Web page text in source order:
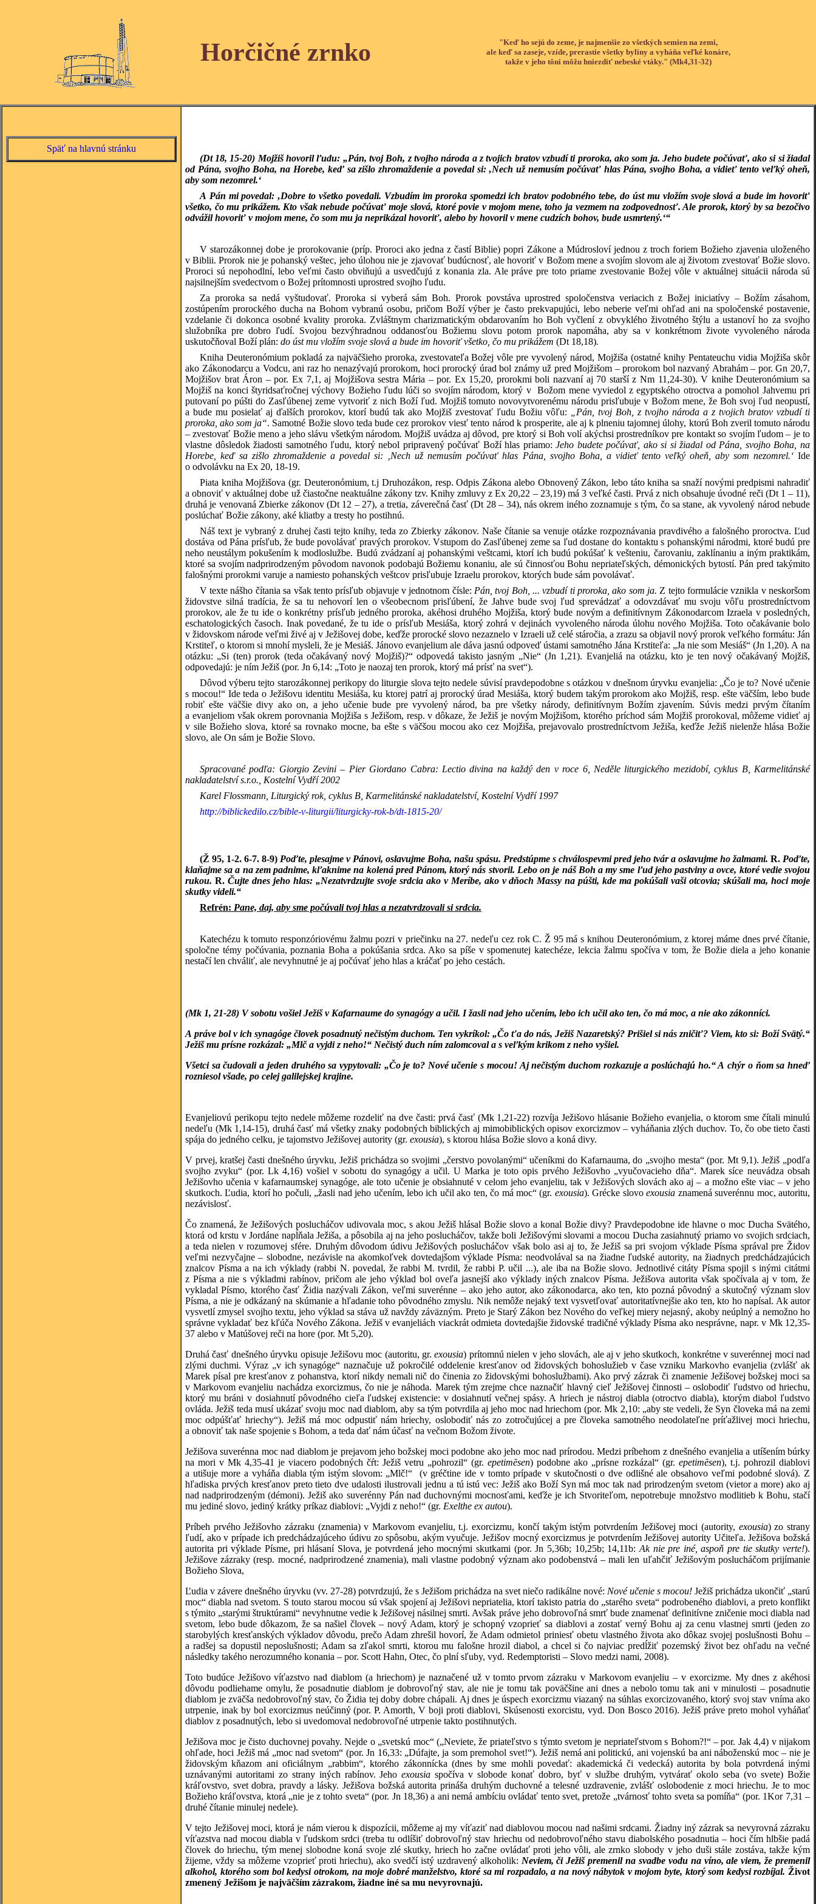
Horčičné zrnko
"Keď ho sejú do zeme, je najmenšie zo všetkých semien na zemi,
ale keď sa zaseje, vzíde, prerastie všetky byliny a vyháňa veľké konáre,
takže v jeho tôni môžu hniezdiť nebeské vtáky." (Mk4,31-32)
Späť na hlavnú stránku
(Dt 18, 15-20) Mojžiš hovoril ľudu: „Pán, tvoj Boh, z tvojho národa a z tvojich bratov vzbudí ti proroka, ako som ja. Jeho budete počúvať, ako si si žiadal
od Pána, svojho Boha, na Horebe, keď sa zišlo zhromaždenie a povedal si: ‚Nech už nemusím počúvať hlas Pána, svojho Boha, a vidieť tento veľký oheň,
aby som nezomrel.‘
A Pán mi povedal: ‚Dobre to všetko povedali. Vzbudím im proroka spomedzi ich bratov podobného tebe, do úst mu vložím svoje slová a bude im hovoriť
všetko, čo mu prikážem. Kto však nebude počúvať moje slová, ktoré povie v mojom mene, toho ja vezmem na zodpovednosť. Ale prorok, ktorý by sa bezočivo
odvážil hovoriť v mojom mene, čo som mu ja neprikázal hovoriť, alebo by hovoril v mene cudzích bohov, bude usmrtený.‘“
V starozákonnej dobe je prorokovanie (príp. Proroci ako jedna z častí Biblie) popri Zákone a Múdrosloví jednou z troch foriem Božieho zjavenia uloženého
v Biblii. Prorok nie je pohanský veštec, jeho úlohou nie je zjavovať budúcnosť, ale hovoriť v Božom mene a svojím slovom ale aj životom zvestovať Božie slovo.
Proroci sú nepohodlní, lebo veľmi často obviňujú a usvedčujú z konania zla. Ale práve pre toto priame zvestovanie Božej vôle v aktuálnej situácii národa sú
najsilnejším svedectvom o Božej prítomnosti uprostred svojho ľudu.
Za proroka sa nedá vyštudovať. Proroka si vyberá sám Boh. Prorok povstáva uprostred spoločenstva veriacich z Božej iniciatívy – Božím zásahom,
zostúpením prorockého ducha na Bohom vybranú osobu, pričom Boží výber je často prekvapujúci, lebo neberie veľmi ohľad ani na spoločenské postavenie,
vzdelanie či dokonca osobné kvality proroka. Zvláštnym charizmatickým obdarovaním ho Boh vyčlení z obvyklého životného štýlu a ustanoví ho za svojho
služobníka pre dobro ľudí. Svojou bezvýhradnou oddanosťou Božiemu slovu potom prorok napomáha, aby sa v konkrétnom živote vyvoleného národa
uskutočňoval Boží plán: do úst mu vložím svoje slová a bude im hovoriť všetko, čo mu prikážem (Dt 18,18).
Kniha Deuteronómium pokladá za najväčšieho proroka, zvestovateľa Božej vôle pre vyvolený národ, Mojžiša (ostatné knihy Pentateuchu vidia Mojžiša skôr
ako Zákonodarcu a Vodcu, ani raz ho nenazývajú prorokom, hoci prorocký úrad bol známy už pred Mojžišom – prorokom bol nazvaný Abrahám – por. Gn 20,7,
Mojžišov brat Áron – por. Ex 7,1, aj Mojžišova sestra Mária – por. Ex 15,20, prorokmi boli nazvaní aj 70 starší z Nm 11,24-30). V knihe Deuteronómium sa
Mojžiš na konci štyridsaťročnej výchovy Božieho ľudu lúči so svojím národom, ktorý v Božom mene vyviedol z egyptského otroctva a pomohol Jahvemu pri
putovaní po púšti do Zasľúbenej zeme vytvoriť z nich Boží ľud. Mojžiš tomuto novovytvorenému národu prisľubuje v Božom mene, že Boh svoj ľud neopustí,
a bude mu posielať aj ďalších prorokov, ktorí budú tak ako Mojžiš zvestovať ľudu Božiu vôľu:
„Pán, tvoj Boh, z tvojho národa a z tvojich bratov vzbudí ti
proroka, ako som ja“. Samotné Božie slovo teda bude cez prorokov viesť tento národ k prosperite, ale aj k plneniu tajomnej úlohy, ktorú Boh zveril tomuto národu
– zvestovať Božie meno a jeho slávu všetkým národom. Mojžiš uvádza aj dôvod, pre ktorý si Boh volí akýchsi prostredníkov pre kontakt so svojím ľudom – je to
vlastne dôsledok žiadosti samotného ľudu, ktorý nebol pripravený počúvať Boží hlas priamo:Jeho budete počúvať, ako si si žiadal od Pána, svojho Boha, na
Horebe, keď sa zišlo zhromaždenie a povedal si: ‚Nech už nemusím počúvať hlas Pána, svojho Boha, a vidieť tento veľký oheň, aby som nezomrel.‘Ide
o odvolávku na Ex 20, 18-19.
Piata kniha Mojžišova (gr. Deuteronómium, t.j Druhozákon, resp. Odpis Zákona alebo Obnovený Zákon, lebo táto kniha sa snaží novými predpismi nahradiť
a obnoviť v aktuálnej dobe už čiastočne neaktuálne zákony tzv. Knihy zmluvy z Ex 20,22 – 23,19) má 3 veľké časti. Prvá z nich obsahuje úvodné reči (Dt 1 – 11),
druhá je venovaná Zbierke zákonov (Dt 12 – 27), a tretia, záverečná časť (Dt 28 – 34), nás okrem iného zoznamuje s tým, čo sa stane, ak vyvolený národ nebude
poslúchať Božie zákony, aké kliatby a tresty ho postihnú.
Náš text je vybraný z druhej časti tejto knihy, teda zo Zbierky zákonov. Naše čítanie sa venuje otázke rozpoznávania pravdivého a falošného proroctva. Ľud
dostáva od Pána prísľub, že bude povolávať pravých prorokov. Vstupom do Zasľúbenej zeme sa ľud dostane do kontaktu s pohanskými národmi, ktoré budú pre
neho neustálym pokušením k modloslužbe. Budú zvádzaní aj pohanskými veštcami, ktorí ich budú pokúšať k vešteniu, čarovaniu, zaklínaniu a iným praktikám,
ktoré sa svojím nadprirodzeným pôvodom navonok podobajú Božiemu konaniu, ale sú činnosťou Bohu nepriateľských, démonických bytostí. Pán pred takýmito
falošnými prorokmi varuje a namiesto pohanských veštcov prisľubuje Izraelu prorokov, ktorých bude sám povolávať.
V texte nášho čítania sa však tento prísľub objavuje v jednotnom čísle: Pán, tvoj Boh, ... vzbudí ti proroka, ako som ja. Z tejto formulácie vznikla v neskoršom
židovstve silná tradícia, že sa tu nehovorí len o všeobecnom prisľúbení, že Jahve bude svoj ľud sprevádzať a odovzdávať mu svoju vôľu prostredníctvom
prorokov, ale že tu ide o konkrétny prísľub jedného proroka, akéhosi druhého Mojžiša, ktorý bude novým a definitívnym Zákonodarcom Izraela v posledných,
eschatologických časoch. Inak povedané, že tu ide o prísľub Mesiáša, ktorý zohrá v dejinách vyvoleného národa úlohu nového Mojžiša. Toto očakávanie bolo
v židovskom národe veľmi živé aj v Ježišovej dobe, keďže prorocké slovo nezaznelo v Izraeli už celé stáročia, a zrazu sa objavil nový prorok veľkého formátu: Ján
Krstiteľ, o ktorom si mnohí mysleli, že je Mesiáš. Jánovo evanjelium ale dáva jasnú odpoveď ústami samotného Jána Krstiteľa: „Ja nie som Mesiáš“ (Jn 1,20). A na
otázku: „Si (ten) prorok (teda očakávaný nový Mojžiš)?“ odpovedá takisto jasným „Nie“ (Jn 1,21). Evanjeliá na otázku, kto je ten nový očakávaný Mojžiš,
odpovedajú: je ním Ježiš (por. Jn 6,14: „Toto je naozaj ten prorok, ktorý má prísť na svet“).
Dôvod výberu tejto starozákonnej perikopy do liturgie slova tejto nedele súvisí pravdepodobne s otázkou v dnešnom úryvku evanjelia: „Čo je to? Nové učenie
s mocou!“ Ide teda o Ježišovu identitu Mesiáša, ku ktorej patrí aj prorocký úrad Mesiáša, ktorý budem takým prorokom ako Mojžiš, resp. ešte väčším, lebo bude
robiť ešte väčšie divy ako on, a jeho učenie bude pre vyvolený národ, ba pre všetky národy, definitívnym Božím zjavením. Súvis medzi prvým čítaním
a evanjeliom však okrem porovnania Mojžiša s Ježišom, resp. v dôkaze, že Ježiš je novým Mojžišom, ktorého príchod sám Mojžiš prorokoval, môžeme vidieť aj
v sile Božieho slova, ktoré sa rovnako mocne, ba ešte s väčšou mocou ako cez Mojžiša, prejavovalo prostredníctvom Ježiša, keďže Ježiš nielenže hlása Božie
slovo, ale On sám je Božie Slovo.
Spracované podľa: Giorgio Zevini – Pier Giordano Cabra: Lectio divina na každý den v roce 6, Neděle liturgického mezidobí, cyklus B, Karmelitánské
nakladatelství s.r.o., Kostelní Vydří 2002
Karel Flossmann, Liturgický rok, cyklus B, Karmelitánské nakladatelství, Kostelní Vydří 1997
http://biblickedilo.cz/bible-v-liturgii/liturgicky-rok-b/dt-1815-20/
(Ž 95, 1-2. 6-7. 8-9) Poďte, plesajme v Pánovi, oslavujme Boha, našu spásu. Predstúpme s chválospevmi pred jeho tvár a oslavujme ho žalmami. R. Poďte,
klaňajme sa a na zem padnime, kľaknime na kolená pred Pánom, ktorý nás stvoril. Lebo on je náš Boh a my sme ľud jeho pastviny a ovce, ktoré vedie svojou
rukou. R. Čujte dnes jeho hlas: „Nezatvrdzujte svoje srdcia ako v Meríbe, ako v dňoch Massy na púšti, kde ma pokúšali vaši otcovia; skúšali ma, hoci moje
skutky videli.“
Refrén: Pane, daj, aby sme počúvali tvoj hlas a nezatvrdzovali si srdcia.
Katechézu k tomuto responzóriovému žalmu pozri v priečinku na 27. nedeľu cez rok C. Ž 95 má s knihou Deuteronómium, z ktorej máme dnes prvé čítanie,
spoločne témy počúvania, poznania Boha a pokúšania srdca. Ako sa píše v spomenutej katechéze,lekcia žalmu spočíva v tom, že Božie diela a jeho konanie
nestačí len chváliť, ale nevyhnutné je aj počúvať jeho hlas a kráčať po jeho cestách.
(Mk 1, 21-28) V sobotu vošiel Ježiš v Kafarnaume do synagógy a učil. I žasli nad jeho učením, lebo ich učil ako ten, čo má moc, a nie ako zákonníci.
A práve bol v ich synagóge človek posadnutý nečistým duchom. Ten vykríkol: „Čo ťa do nás, Ježiš Nazaretský? Prišiel si nás zničiť? Viem, kto si: Boží Svätý.“
Ježiš mu prísne rozkázal: „Mlč a vyjdi z neho!“ Nečistý duch ním zalomcoval a s veľkým krikom z neho vyšiel.
Všetci sa čudovali a jeden druhého sa vypytovali: „Čo je to? Nové učenie s mocou! Aj nečistým duchom rozkazuje a poslúchajú ho.“ A chýr o ňom sa hneď
rozniesol všade, po celej galilejskej krajine.
Evanjeliovú perikopu tejto nedele môžeme rozdeliť na dve časti: prvá časť (Mk 1,21-22) rozvíja Ježišovo hlásanie Božieho evanjelia, o ktorom sme čítali minulú
nedeľu (Mk 1,14-15), druhá časť má všetky znaky podobných biblických aj mimobiblických opisov exorcizmov – vyháňania zlých duchov. To, čo obe tieto časti
spája do jedného celku, je tajomstvo Ježišovej autority (gr. exousia), s ktorou hlása Božie slovo a koná divy.
V prvej, kratšej časti dnešného úryvku, Ježiš prichádza so svojimi „čerstvo povolanými“ učeníkmi do Kafarnauma, do „svojho mesta“ (por. Mt 9,1). Ježiš „podľa
svojho zvyku“ (por. Lk 4,16) vošiel v sobotu do synagógy a učil. U Marka je toto opis prvého Ježišovho „vyučovacieho dňa“. Marek síce neuvádza obsah
Ježišovho učenia v kafarnaumskej synagóge, ale toto učenie je obsiahnuté v celom jeho evanjeliu, tak v Ježišových slovách ako aj – a možno ešte viac – v jeho
skutkoch. Ľudia, ktorí ho počuli, „žasli nad jeho učením, lebo ich učil ako ten, čo má moc“ (gr. exousia). Grécke slovoexousia znamená suverénnu moc, autoritu,
nezávislosť.
Čo znamená, že Ježišových poslucháčov udivovala moc, s akou Ježiš hlásal Božie slovo a konal Božie divy? Pravdepodobne ide hlavne o moc Ducha Svätého,
ktorá od krstu v Jordáne napĺňala Ježiša, a pôsobila aj na jeho poslucháčov, takže boli Ježišovými slovami a mocou Ducha zasiahnutý priamo vo svojich srdciach,
a teda nielen v rozumovej sfére. Druhým dôvodom údivu Ježišových poslucháčov však bolo asi aj to, že Ježiš sa pri svojom výklade Písma správal pre Židov
veľmi nezvyčajne – slobodne, nezávisle na akomkoľvek dovtedajšom výklade Písma: neodvolával sa na žiadne ľudské autority, na žiadnych predchádzajúcich
znalcov Písma a na ich výklady (rabbi N. povedal, že rabbi M. tvrdil, že rabbi P. učil ...), ale iba na Božie slovo. Jednotlivé citáty Písma spojil s inými citátmi
z Písma a nie s výkladmi rabínov, pričom ale jeho výklad bol oveľa jasnejší ako výklady iných znalcov Písma. Ježišova autorita však spočívala aj v tom, že
vykladal Písmo, ktorého časť Židia nazývali Zákon, veľmi suverénne – ako jeho autor, ako zákonodarca, ako ten, kto pozná pôvodný a skutočný význam slov
Písma, a nie je odkázaný na skúmanie a hľadanie toho pôvodného zmyslu. Nik nemôže nejaký text vysvetľovať autoritatívnejšie ako ten, kto ho napísal. Ak autor
vysvetlí zmysel svojho textu, jeho výklad sa stáva už navždy záväzným. Preto je Starý Zákon bez Nového do veľkej miery nejasný, akoby neúplný a nemožno ho
správne vykladať bez kľúča Nového Zákona. Ježiš v evanjeliách viackrát odmieta dovtedajšie židovské tradičné výklady Písma ako nesprávne, napr. v Mk 12,35-
37 alebo v Matúšovej reči na hore (por. Mt 5,20).
Druhá časť dnešného úryvku opisuje Ježišovu moc (autoritu, gr.exousia) prítomnú nielen v jeho slovách, ale aj v jeho skutkoch, konkrétne v suverénnej moci nad
zlými duchmi. Výraz „v ich synagóge“ naznačuje už pokročilé oddelenie kresťanov od židovských bohoslužieb v čase vzniku Markovho evanjelia (zvlášť ak
Marek písal pre kresťanov z pohanstva, ktorí nikdy nemali nič do činenia zo židovskými bohoslužbami). Ako prvý zázrak či znamenie Ježišovej božskej moci sa
v Markovom evanjeliu nachádza exorcizmus, čo nie je náhoda. Marek tým zrejme chce naznačiť hlavný cieľ Ježišovej činnosti – oslobodiť ľudstvo od hriechu,
ktorý mu bráni v dosiahnutí pôvodného cieľa ľudskej existencie: v dosiahnutí večnej spásy. A hriech je nástroj diabla (otroctvo diabla), ktorým diabol ľudstvo
ovláda. Ježiš teda musí ukázať svoju moc nad diablom, aby sa tým potvrdila aj jeho moc nad hriechom (por. Mk 2,10: „aby ste vedeli, že Syn človeka má na zemi
moc odpúšťať hriechy“). Ježiš má moc odpustiť nám hriechy, oslobodiť nás zo zotročujúcej a pre človeka samotného neodolateľne príťažlivej moci hriechu,
a obnoviť tak naše spojenie s Bohom, a teda dať nám účasť na večnom Božom živote.
Ježišova suverénna moc nad diablom je prejavom jeho božskej moci podobne ako jeho moc nad prírodou. Medzi príbehom z dnešného evanjelia a utíšením búrky
na mori v Mk 4,35-41 je viacero podobných čŕt: Ježiš vetru „pohrozil“ (gr. epetimēsen) podobne ako „prísne rozkázal“ (gr. epetimēsen), t.j. pohrozil diablovi
a utišuje more a vyháňa diabla tým istým slovom: „Mlč!“ (v gréčtine ide v tomto prípade v skutočnosti o dve odlišné ale obsahovo veľmi podobné slová). Z
hľadiska prvých kresťanov preto tieto dve udalosti ilustrovali jednu a tú istú vec: Ježiš ako Boží Syn má moc tak nad prirodzeným svetom (vietor a more) ako aj
nad nadprirodzeným (démoni). Ježiš ako suverénny Pán nad duchovnými mocnosťami, keďže je ich Stvoriteľom, nepotrebuje množstvo modlitieb k Bohu, stačí
mu jediné slovo, jediný krátky príkaz diablovi: „Vyjdi z neho!“ (gr. Exelthe ex autou).
Príbeh prvého Ježišovho zázraku (znamenia) v Markovom evanjeliu, t.j. exorcizmu, končí takým istým potvrdením Ježišovej moci (autority, exousia) zo strany
ľudí, ako v prípade ich predchádzajúceho údivu zo spôsobu, akým vyučuje. Ježišov mocný exorcizmus je potvrdením Ježišovej autority Učiteľa. Ježišova božská
autorita pri výklade Písme, pri hlásaní Slova, je potvrdená jeho mocnými skutkami (por. Jn 5,36b; 10,25b; 14,11b: Ak nie pre iné, aspoň pre tie skutky verte!).
Ježišove zázraky (resp. mocné, nadprirodzené znamenia), mali vlastne podobný význam ako podobenstvá – mali len uľahčiť Ježišovým poslucháčom prijímanie
Božieho Slova,
Ľudia v závere dnešného úryvku (vv. 27-28) potvrdzujú, že s Ježišom prichádza na svet niečo radikálne nové: Nové učenie s mocou! Ježiš prichádza ukončiť „starú
moc“ diabla nad svetom. S touto starou mocou sú však spojení aj Ježišovi nepriatelia, ktorí takisto patria do „starého sveta“ podrobeného diablovi, a preto konflikt
s týmito „starými štruktúrami“ nevyhnutne vedie k Ježišovej násilnej smrti. Avšak práve jeho dobrovoľná smrť bude znamenať definitívne zničenie moci diabla nad
svetom, lebo bude dôkazom, že sa našiel človek – nový Adam, ktorý je schopný vzoprieť sa diablovi a zostať verný Bohu aj za cenu vlastnej smrti (jeden zo
starobylých kresťanských výkladov dôvodu, prečo Adam zhrešil hovorí, že Adam odmietol priniesť obetu vlastného života ako dôkaz svojej poslušnosti Bohu –
a radšej sa dopustil neposlušnosti; Adam sa zľakol smrti, ktorou mu falošne hrozil diabol, a chcel si čo najviac predĺžiť pozemský život bez ohľadu na večné
následky takého nerozumného konania – por. Scott Hahn, Otec, čo plní sľuby, vyd. Redemptoristi – Slovo medzi nami, 2008).
Toto budúce Ježišovo víťazstvo nad diablom (a hriechom) je naznačené už v tomto prvom zázraku v Markovom evanjeliu – v exorcizme. My dnes z akéhosi
dôvodu podliehame omylu, že posadnutie diablom je dobrovoľný stav, ale nie je tomu tak poväčšine ani dnes a nebolo tomu tak ani v minulosti – posadnutie
diablom je zväčša nedobrovoľný stav, čo Židia tej doby dobre chápali. Aj dnes je úspech exorcizmu viazaný na súhlas exorcizovaného, ktorý svoj stav vníma ako
utrpenie, inak by bol exorcizmus neúčinný (por. P. Amorth, V boji proti diablovi, Skúsenosti exorcistu, vyd. Don Bosco 2016). Ježiš práve preto mohol vyháňať
diablov z posadnutých, lebo si uvedomoval nedobrovoľné utrpenie takto postihnutých.
Ježišova moc je čisto duchovnej povahy. Nejde o „svetskú moc“ („Neviete, že priateľstvo s týmto svetom je nepriateľstvom s Bohom?!“ – por. Jak 4,4) v nijakom
ohľade, hoci Ježiš má „moc nad svetom“ (por. Jn 16,33: „Dúfajte, ja som premohol svet!“). Ježiš nemá ani politickú, ani vojenskú ba ani náboženskú moc – nie je
židovským kňazom ani oficiálnym „rabbim“, ktorého zákonnícka (dnes by sme mohli povedať: akademická či vedecká) autorita by bola potvrdená inými
uznávanými autoritami zo strany iných rabínov. Jehoexousia spočíva v slobode konať dobro, byť v službe druhým, vytvárať okolo seba (vo svete) Božie
kráľovstvo, svet dobra, pravdy a lásky. Ježišova božská autorita prináša druhým duchovné a telesné uzdravenie, zvlášť oslobodenie z moci hriechu. Je to moc
Božieho kráľovstva, ktorá „nie je z tohto sveta“ (por. Jn 18,36) a ani nemá ambíciu ovládať tento svet, pretože „tvárnosť tohto sveta sa pomíňa“ (por. 1Kor 7,31 –
druhé čítanie minulej nedele).
V tejto Ježišovej moci, ktorá je nám vierou k dispozícii, môžeme aj my víťaziť nad diablovou mocou nad našimi srdcami. Žiadny iný zázrak sa nevyrovná zázraku
víťazstva nad mocou diabla v ľudskom srdci (treba tu odlíšiť dobrovoľný stav hriechu od nedobrovoľného stavu diabolského posadnutia – hoci čím hlbšie padá
človek do hriechu, tým menej slobodne koná svoje zlé skutky, hriech ho začne ovládať proti jeho vôli, ale zrnko slobody v jeho duši stále zostáva, takže kým
žijeme, vždy sa môžeme vzoprieť proti hriechu), ako svedčí istý uzdravený alkoholik: Neviem, či Ježiš premenil na svadbe vodu na víno, ale viem, že premenil
alkohol, ktorého som bol kedysi otrokom, na moje dobré manželstvo, ktoré sa mi rozpadalo, a na nový nábytok v mojom byte, ktorý som kedysi rozbíjal. Život
zmenený Ježišom je najväčším zázrakom, žiadne iné sa mu nevyrovnajú.